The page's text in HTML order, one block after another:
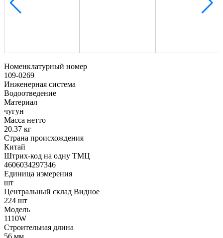
Номенклатурный номер
109-0269
Инженерная система
Водоотведение
Материал
чугун
Масса нетто
20.37 кг
Страна происхождения
Китай
Штрих-код на одну ТМЦ
4606034297346
Единица измерения
шт
Центральный склад Видное
224 шт
Модель
1110W
Строительная длина
56 мм